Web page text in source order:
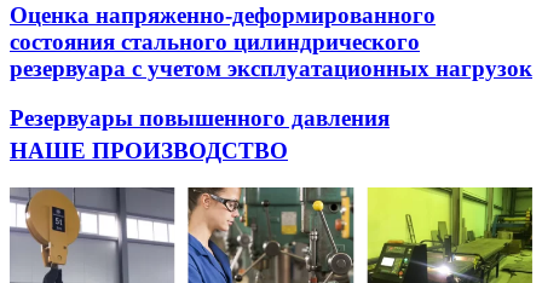
Оценка напряженно-деформированного
состояния стального цилиндрического
резервуара с учетом эксплуатационных нагрузок
Резервуары повышенного давления
НАШЕ ПРОИЗВОДСТВО